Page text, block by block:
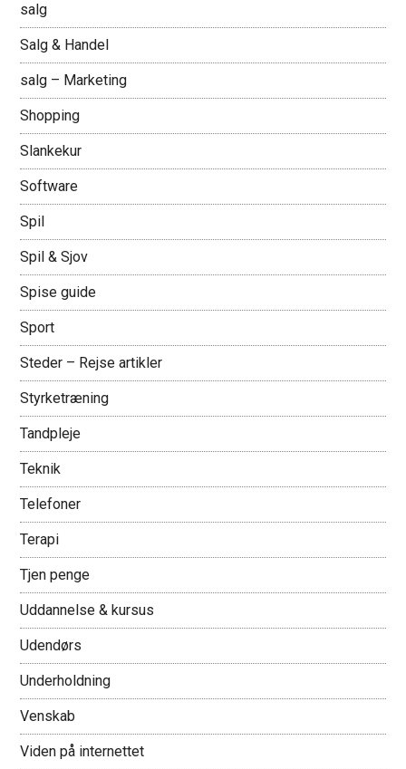
salg
Salg & Handel
salg – Marketing
Shopping
Slankekur
Software
Spil
Spil & Sjov
Spise guide
Sport
Steder – Rejse artikler
Styrketræning
Tandpleje
Teknik
Telefoner
Terapi
Tjen penge
Uddannelse & kursus
Udendørs
Underholdning
Venskab
Viden på internettet